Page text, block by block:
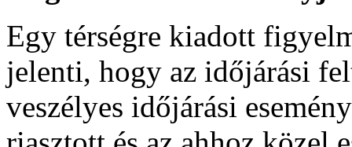
Egy térségre kiadott
jelenti, hogy az időjárási
veszélyes időjárási